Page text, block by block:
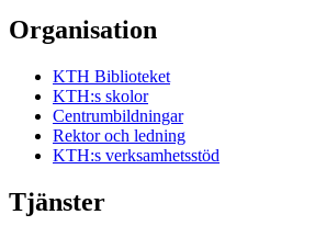
Organisation
KTH Biblioteket
KTH:s skolor
Centrumbildningar
Rektor och ledning
KTH:s verksamhetsstöd
Tjänster